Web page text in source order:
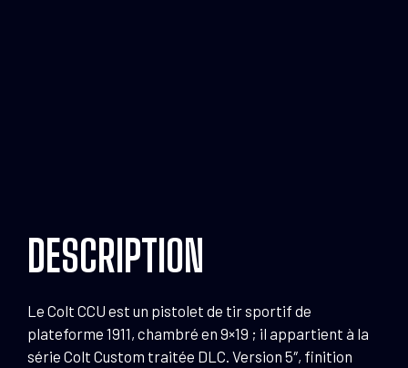
DESCRIPTION
Le Colt CCU est un pistolet de tir sportif de
plateforme 1911, chambré en 9×19 ; il appartient à la
série Colt Custom traitée DLC. Version 5″, finition